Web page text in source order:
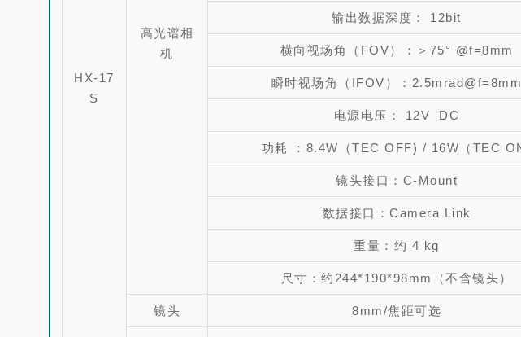
HX-17
S
高光谱相
机
输出数据深度： 12bit
横向视场角（FOV）：＞75° @f=8mm
瞬时视场角（IFOV）：2.5mrad@f=8mm
电源电压： 12V DC
功耗 ：8.4W（TEC OFF) / 16W（TEC
镜头接口：C-Mount
数据接口：Camera Link
重量：约 4 kg
尺寸：约244*190*98mm（不含镜头）
镜头 8mm/焦距可选